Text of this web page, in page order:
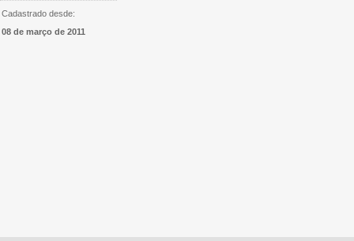
Cadastrado desde:
08 de março de 2011